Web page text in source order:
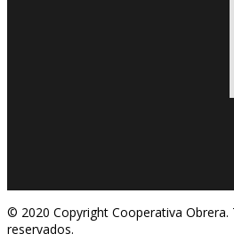
© 2020 Copyright Cooperativa Obrera.
reservados.